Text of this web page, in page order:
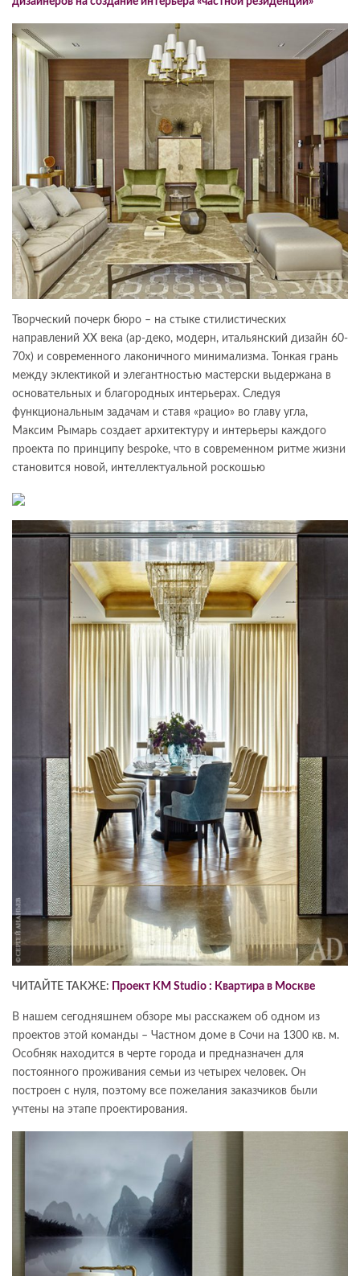
Творческий почерк бюро – на стыке стилистических
направлений XX века (ар-деко, модерн, итальянский дизайн 60-
70х) и современного лаконичного минимализма. Тонкая грань
между эклектикой и элегантностью мастерски выдержана в
основательных и благородных интерьерах. Следуя
функциональным задачам и ставя «рацио» во главу угла,
Максим Рымарь создает архитектуру и интерьеры каждого
проекта по принципу bespoke, что в современном ритме жизни
становится новой, интеллектуальной роскошью
ЧИТАЙТЕ ТАКЖЕ: Проект KM Studio : Квартира в Москве
В нашем сегодняшнем обзоре мы расскажем об одном из
проектов этой команды – Частном доме в Сочи на 1300 кв. м.
Особняк находится в черте города и предназначен для
постоянного проживания семьи из четырех человек. Он
построен с нуля, поэтому все пожелания заказчиков были
учтены на этапе проектирования.